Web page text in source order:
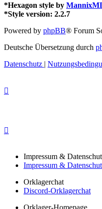
*Hexagon style by
*Style version: 2.2.7
Powered by phpBB® Forum
Deutsche Übersetzung durch
Datenschutz |
Impressum &
Impressum &
Orklagerchat
Discord-Orklagerchat